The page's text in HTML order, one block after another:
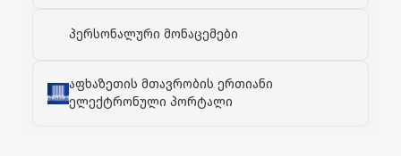
პერსონალური მონაცემები
აფხაზეთის მთავრობის ერთიანი
ელექტრონული პორტალი